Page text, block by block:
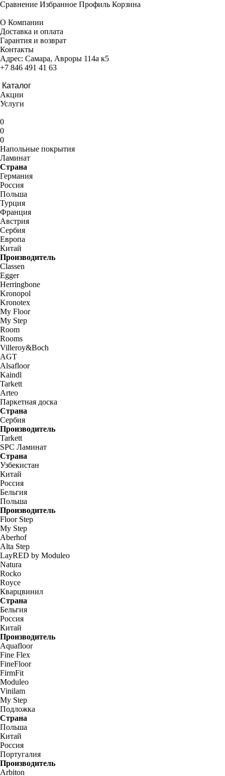
Сравнение Избранное Профиль Корзина
О Компании
Доставка и оплата
Гарантия и возврат
Контакты
Адрес: Самара, Авроры 114а к5
+7 846 491 41 63
Каталог
Акции
Услуги
0
0
0
Напольные покрытия
Ламинат
Страна
Германия
Россия
Польша
Турция
Франция
Австрия
Сербия
Европа
Китай
Производитель
Classen
Egger
Herringbone
Kronopol
Kronotex
My Floor
My Step
Room
Rooms
Villeroy&Boch
AGT
Alsafloor
Kaindl
Tarkett
Arteo
Паркетная доска
Страна
Сербия
Производитель
Tarkett
SPC Ламинат
Страна
Узбекистан
Китай
Россия
Бельгия
Польша
Производитель
Floor Step
My Step
Aberhof
Alta Step
LayRED by Moduleo
Natura
Rocko
Royce
Кварцвинил
Страна
Бельгия
Россия
Китай
Производитель
Aquafloor
Fine Flex
FineFloor
FirmFit
Moduleo
Vinilam
My Step
Подложка
Страна
Польша
Китай
Россия
Португалия
Производитель
Arbiton